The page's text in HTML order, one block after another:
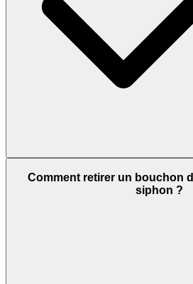
Comment retirer un bouchon
siphon ?